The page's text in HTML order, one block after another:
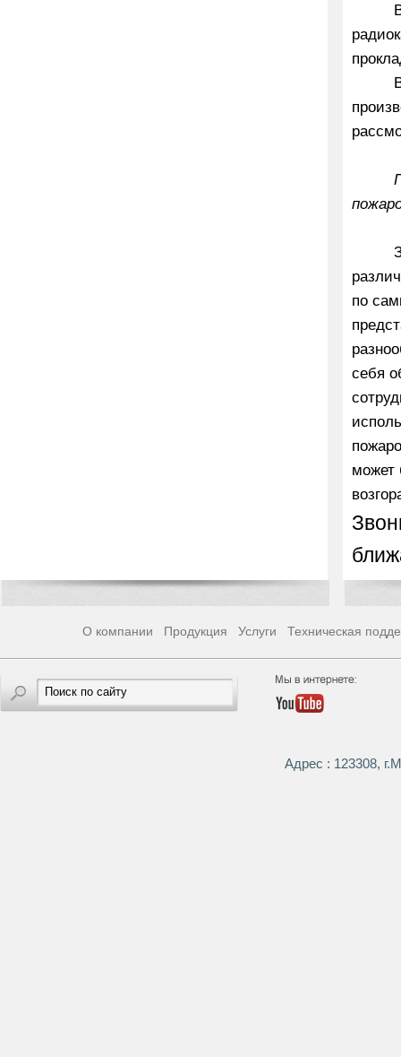
по
себя
может
О компании Продукция Услуги Техническая
Адрес : 123308,